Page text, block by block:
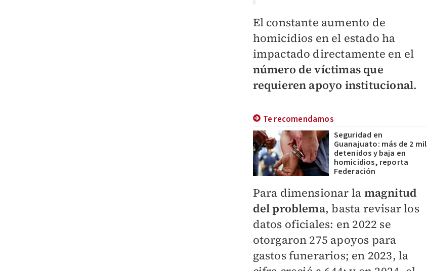
El constante aumento de
homicidios en el estado ha
impactado directamente en el
número de víctimas que
requieren apoyo institucional.
Te recomendamos
Seguridad en
Guanajuato: más de 2 mil
detenidos y baja en
homicidios, reporta
Federación
Para dimensionar la magnitud
del problema, basta revisar los
datos oficiales: en 2022 se
otorgaron 275 apoyos para
gastos funerarios; en 2023, la